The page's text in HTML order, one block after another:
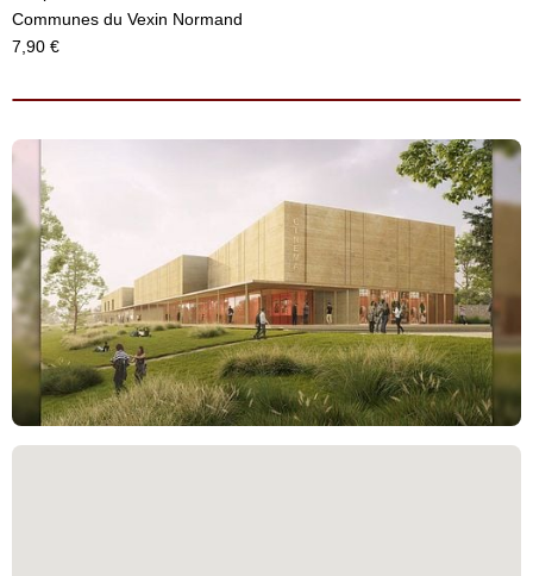
Communes du Vexin Normand
7,90 €